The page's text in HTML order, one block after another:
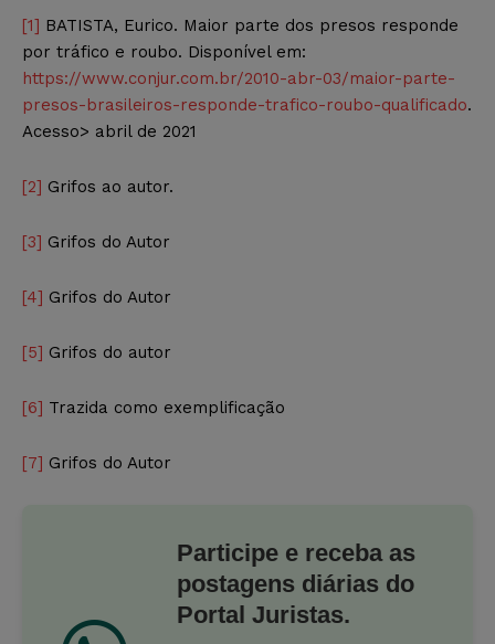
[1] BATISTA, Eurico. Maior parte dos presos responde
por tráfico e roubo. Disponível em:
https://www.conjur.com.br/2010-abr-03/maior-parte-
presos-brasileiros-responde-trafico-roubo-qualificado.
Acesso> abril de 2021
[2] Grifos ao autor.
[3] Grifos do Autor
[4] Grifos do Autor
[5] Grifos do autor
[6] Trazida como exemplificação
[7] Grifos do Autor
Participe e receba as
postagens diárias do
Portal Juristas.